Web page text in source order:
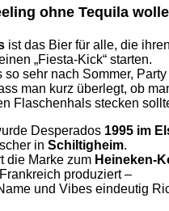
ohne Tequila
ist das Bier für alle, die
„Fiesta‑Kick“ starten.
so sehr nach Sommer,
man kurz überlegt, ob
Flaschenhals stecken
Desperados 1995 im
in Schiltigheim.
die Marke zum
produziert –
und Vibes eindeutig